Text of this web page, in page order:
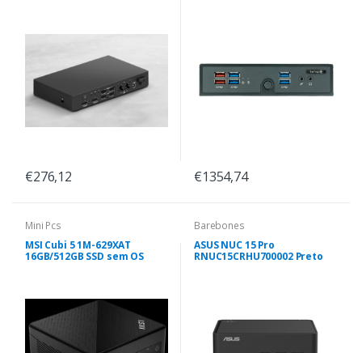
€276,12 €1354,74
Mini Pcs
MSI Cubi 5 1M-629XAT
16GB/512GB SSD sem OS
Barebones
ASUS NUC 15 Pro
RNUC15CRHU700002 Preto